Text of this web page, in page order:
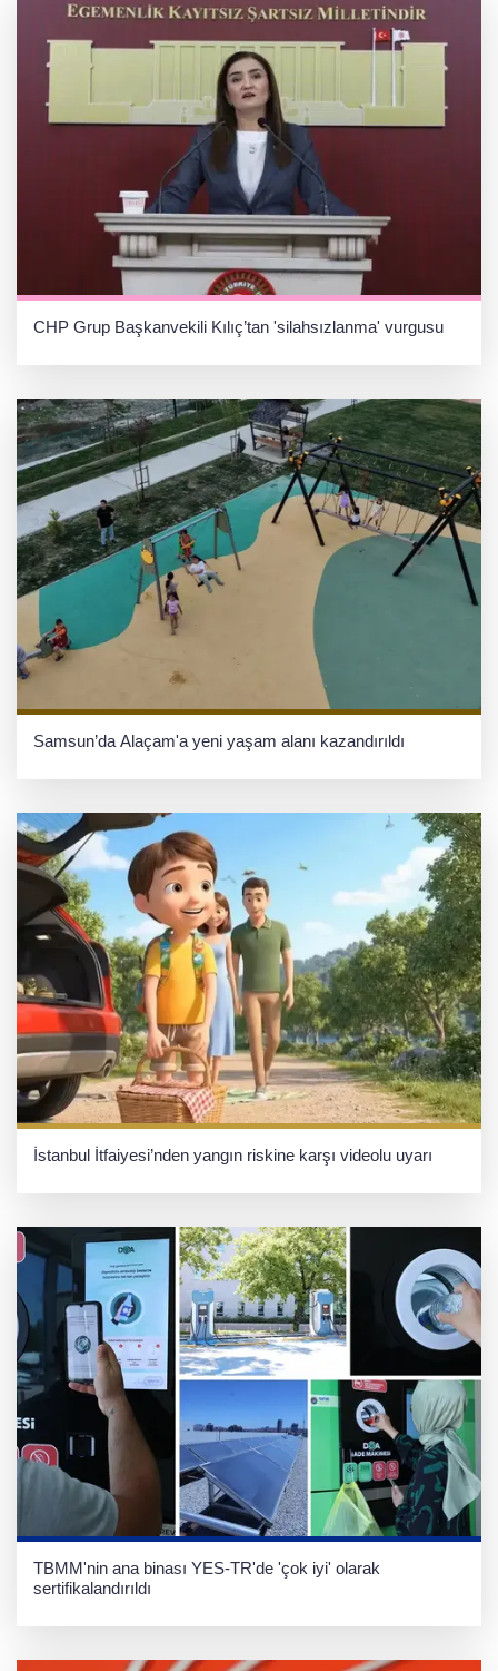
CHP Grup Başkanvekili Kılıç’tan 'silahsızlanma' vurgusu
Samsun’da Alaçam'a yeni yaşam alanı kazandırıldı
İstanbul İtfaiyesi’nden yangın riskine karşı videolu uyarı
TBMM'nin ana binası YES-TR'de 'çok iyi' olarak
sertifikalandırıldı